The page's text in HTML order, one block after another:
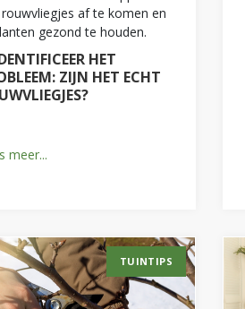
af te komen en
gezond te houden.
HET
ZIJN HET ECHT
meer...
TUINTIPS